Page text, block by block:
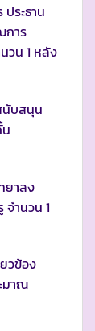
ะธาน
การ
วน 1 หลัง
บสนุน
าลง
ำนวน 1
วข้อง
มาณ